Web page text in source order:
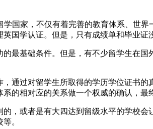
学国家，不仅有着完善的教育体系、世
国学认证。但是，只有成绩单和毕业证
最基础条件。但是，有不少留学生在
通过对留学生所取得的学历学位证书
的相对应的关系做一个权威的确认，最
，或者是有大四达到留级水平的学校
。